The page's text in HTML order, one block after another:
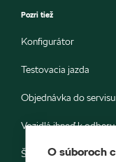
Pozri tiež
Konfigurátor
Testovacia jazda
Objednávka do servisu
Vozidlá ihneď k odberu
Škoda E-shop
O súboroch